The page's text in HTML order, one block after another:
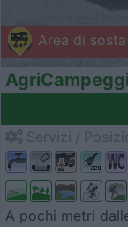
Area di
A pochi metri